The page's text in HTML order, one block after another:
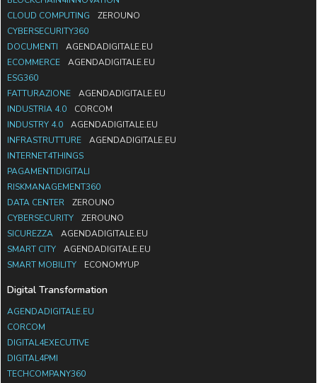
CLOUD COMPUTING
ZEROUNO
CYBERSECURITY360
DOCUMENTI
AGENDADIGITALE.EU
ECOMMERCE
AGENDADIGITALE.EU
ESG360
FATTURAZIONE
AGENDADIGITALE.EU
INDUSTRIA 4.0
CORCOM
INDUSTRY 4.0
AGENDADIGITALE.EU
INFRASTRUTTURE
AGENDADIGITALE.EU
INTERNET4THINGS
PAGAMENTIDIGITALI
RISKMANAGEMENT360
DATA CENTER
ZEROUNO
CYBERSECURITY
ZEROUNO
SICUREZZA
AGENDADIGITALE.EU
SMART CITY
AGENDADIGITALE.EU
SMART MOBILITY
ECONOMYUP
Digital Transformation
AGENDADIGITALE.EU
CORCOM
DIGITAL4EXECUTIVE
DIGITAL4PMI
TECHCOMPANY360